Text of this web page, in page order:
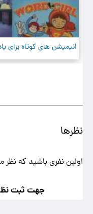
انیمیشن های کوتاه برای
نظرها
اولین نفری باشید که نظر
جهت ثبت